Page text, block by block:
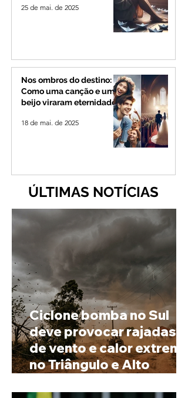
25 de mai. de 2025
Nos ombros do destino:
Como uma canção e um
beijo viraram eternidade
18 de mai. de 2025
ÚLTIMAS NOTÍCIAS
Ciclone bomba no Sul
deve provocar rajadas
de vento e calor extremo
no Triângulo e Alto